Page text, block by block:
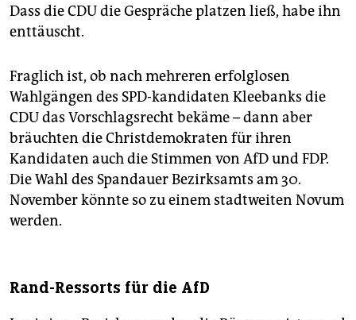
Dass die CDU die Gespräche platzen ließ, habe ihn
enttäuscht.
Fraglich ist, ob nach mehreren erfolglosen
Wahlgängen des SPD-kandidaten Kleebanks die
CDU das Vorschlagsrecht bekäme – dann aber
bräuchten die Christdemokraten für ihren
Kandidaten auch die Stimmen von AfD und FDP.
Die Wahl des Spandauer Bezirksamts am 30.
November könnte so zu einem stadtweiten Novum
werden.
Rand-Ressorts für die AfD